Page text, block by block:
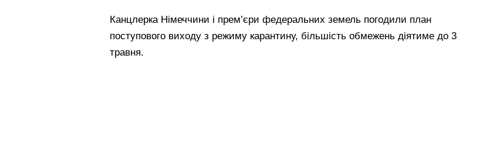
Канцлерка Німеччини і прем’єри федеральних земель погодили план
поступового виходу з режиму карантину, більшість обмежень діятиме до 3
травня.